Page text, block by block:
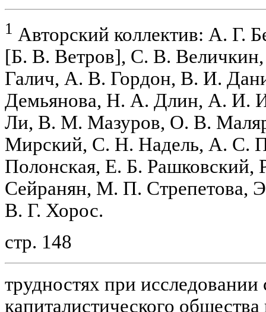
1 Авторский коллектив: А. Г.
[Б. В. Ветров], С. В.
Галич, А. В. Гордон, В. И.
Демьянова, Н. А. Длин, А. И.
Ли, В. М. Мазуров, О. В.
Мирский, С. Н. Надель, А. С.
Полонская, Е. Б. Рашковский,
Сейранян, М. П. Стрепетова,
В. Г. Хорос.
стр. 148
трудностях при исследовании
капиталистического